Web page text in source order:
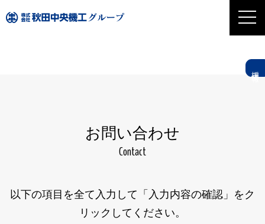
お問い合わせ
Contact
以下の項目を全て入力して 「入力内容の確認」をク
リックしてください。